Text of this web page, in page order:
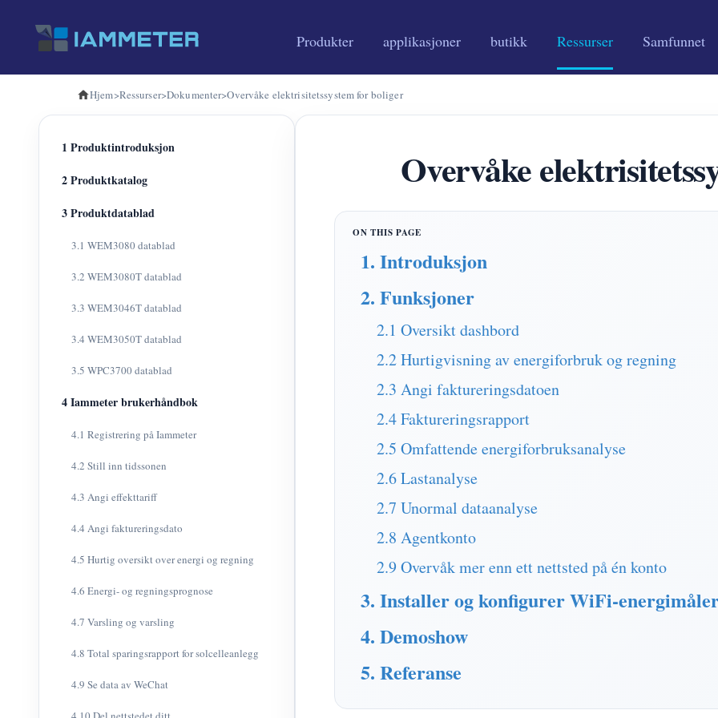
Produkter applikasjoner butikk Ressurser Samfunnet
Hjem>Ressurser>Dokumenter>Overvåke elektrisitetssystem for boliger
1 Produktintroduksjon
2 Produktkatalog
3 Produktdatablad
3.1 WEM3080 datablad
3.2 WEM3080T datablad
3.3 WEM3046T datablad
3.4 WEM3050T datablad
3.5 WPC3700 datablad
4 Iammeter brukerhåndbok
4.1 Registrering på Iammeter
4.2 Still inn tidssonen
4.3 Angi effekttariff
4.4 Angi faktureringsdato
4.5 Hurtig oversikt over energi og regning
4.6 Energi- og regningsprognose
4.7 Varsling og varsling
4.8 Total sparingsrapport for solcelleanlegg
4.9 Se data av WeChat
Overvåke
1. Introduksjon
2. Funksjoner
2.1 Oversikt dashbord
2.2 Hurtigvisning av energiforbruk og regning
2.3 Angi faktureringsdatoen
2.4 Faktureringsrapport
2.5 Omfattende energiforbruksanalyse
2.6 Lastanalyse
2.7 Unormal dataanalyse
2.8 Agentkonto
2.9 Overvåk mer enn ett nettsted på én konto
3. Installer og konfigurer WiFi-
4. Demoshow
5. Referanse